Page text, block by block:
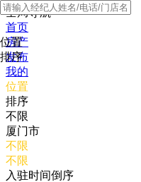
全局导航
首页
房产
发布
我的
位置
排序
位置
排序
不限
厦门市
不限
不限
入驻时间倒序